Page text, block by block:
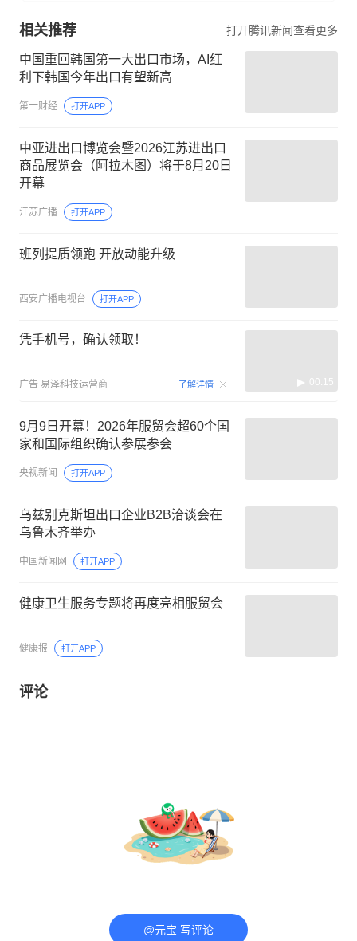
相关推荐 打开腾讯新闻查看更多
中国重回韩国第一大出口市场，AI红
利下韩国今年出口有望新高
第一财经 打开APP
中亚进出口博览会暨2026江苏进出口
商品展览会（阿拉木图）将于8月20日
开幕
江苏广播 打开APP
班列提质领跑 开放动能升级
西安广播电视台 打开APP
凭手机号，确认领取！
广告 易泽科技运营商 了解详情 00:15
9月9日开幕！2026年服贸会超60个国
家和国际组织确认参展参会
央视新闻 打开APP
乌兹别克斯坦出口企业B2B洽谈会在
乌鲁木齐举办
中国新闻网 打开APP
健康卫生服务专题将再度亮相服贸会
健康报 打开APP
评论
@元宝 写评论